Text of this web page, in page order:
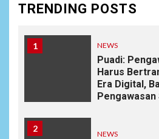
TRENDING POSTS
1 NEWS
Puadi:
Harus
Era Digital,
Pengawasan
2
NEWS